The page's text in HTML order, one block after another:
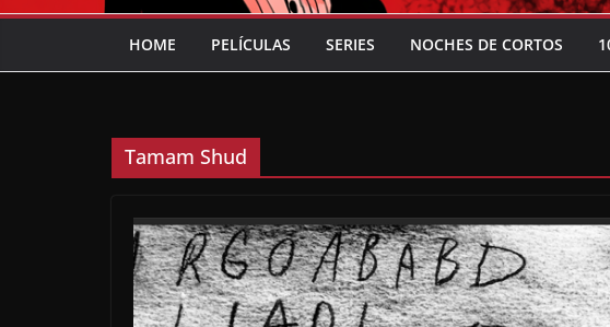
HOME PELÍCULAS SERIES NOCHES DE CORTOS
Tamam Shud